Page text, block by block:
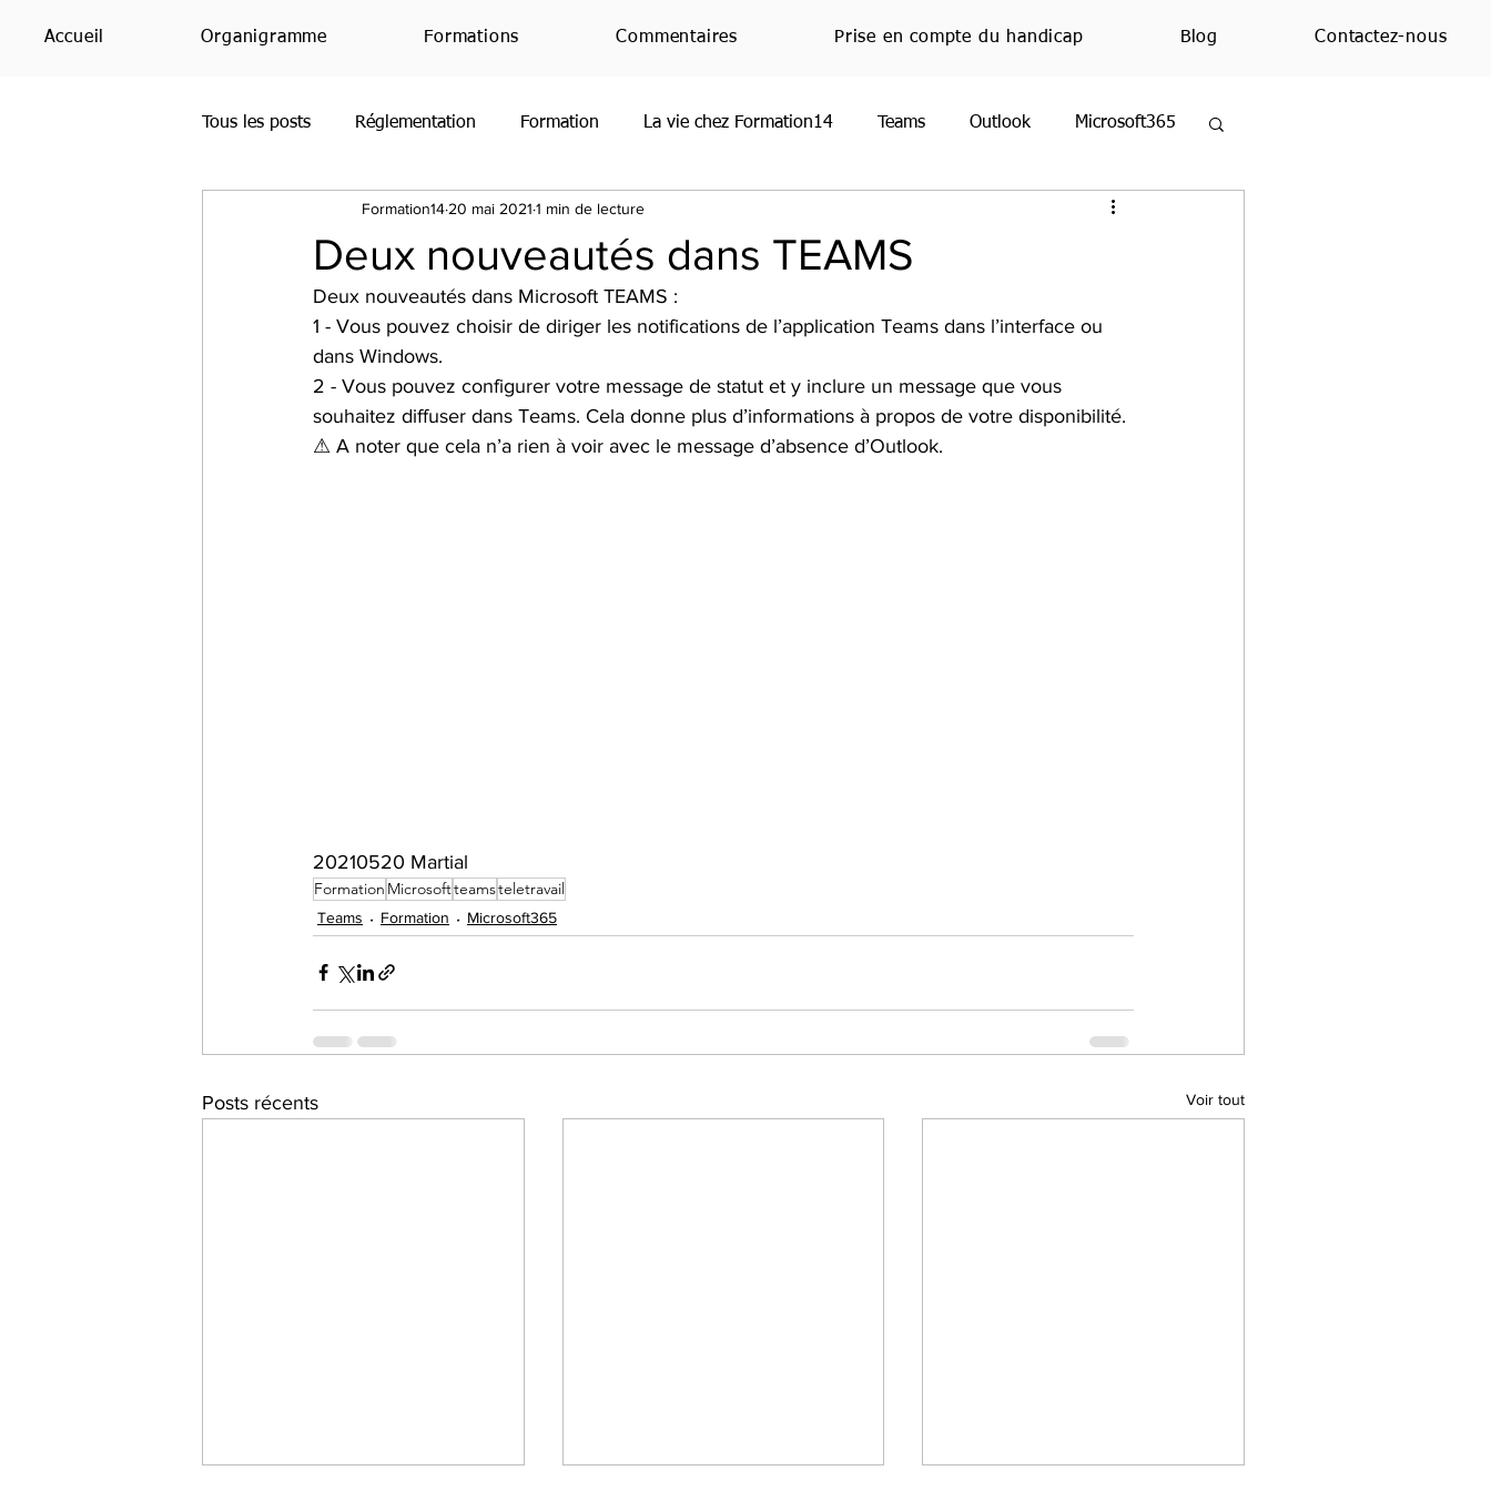
Accueil Organigramme Formations Commentaires Prise en compte du handicap Blog Contactez-nous
Tous les posts Réglementation Formation La vie chez Formation14 Teams Outlook Microsoft365
Bing PowerPoint Normandie Excel
SharePoint Étude Avis Handicap Emploi
RH IA
Deux nouveautés dans TEAMS
Formation14 20 mai 2021 1 min de lecture
Deux nouveautés dans Microsoft TEAMS :
1 - Vous pouvez choisir de diriger les notifications de l’application Teams dans l’interface ou
dans Windows.
2 - Vous pouvez configurer votre message de statut et y inclure un message que vous
souhaitez diffuser dans Teams. Cela donne plus d’informations à propos de votre disponibilité.
⚠ A noter que cela n’a rien à voir avec le message d’absence d’Outlook.
20210520 Martial
Formation Microsoftteamsteletravail
Teams Formation Microsoft365
Posts récents Voir tout